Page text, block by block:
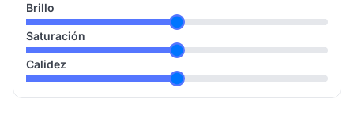
Brillo
Saturación
Calidez